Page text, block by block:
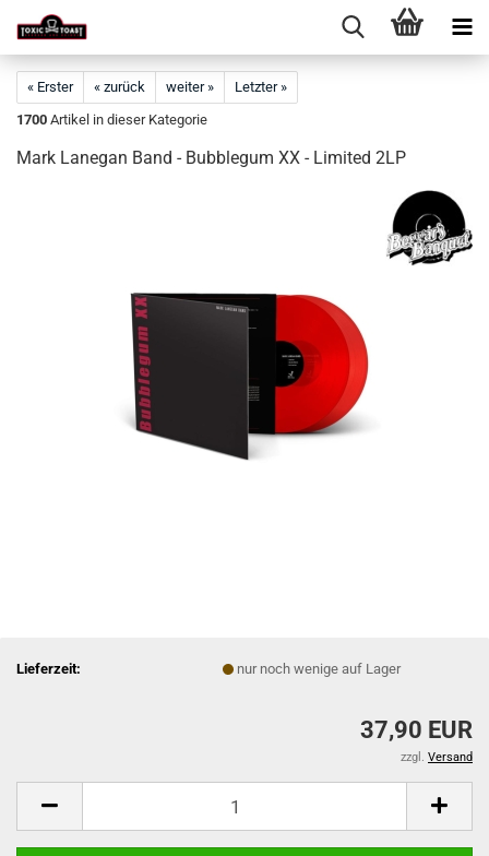
« Erster « zurück weiter »
Letzter »
1700 Artikel in dieser Kategorie
Mark Lanegan Band - Bubblegum XX - Limited 2LP
Lieferzeit: nur noch wenige auf Lager
37,90 EUR
zzgl. Versand